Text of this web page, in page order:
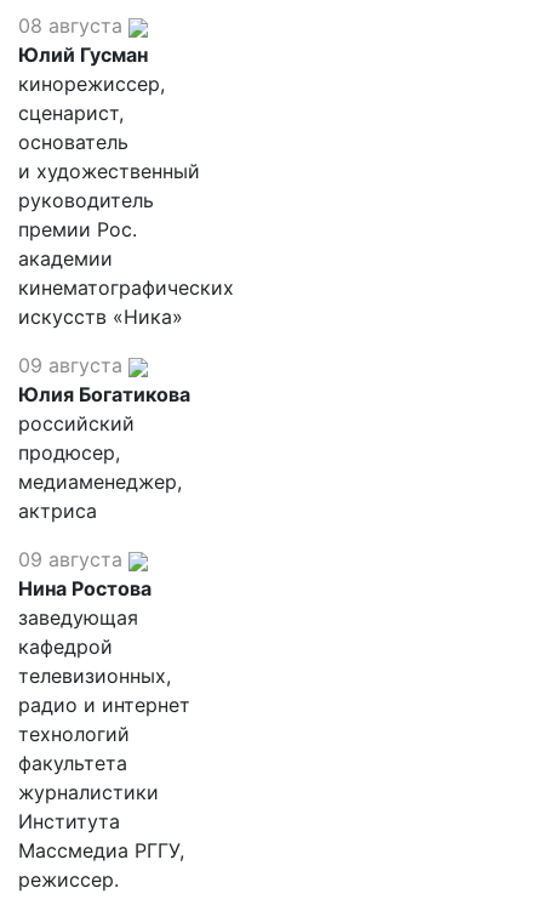
08 августа
Юлий Гусман
кинорежиссер,
сценарист,
основатель
и художественный
руководитель
премии Рос.
академии
кинематографических
искусств «Ника»
09 августа
Юлия Богатикова
российский
продюсер,
медиаменеджер,
актриса
09 августа
Нина Ростова
заведующая
кафедрой
телевизионных,
радио и интернет
технологий
факультета
журналистики
Института
Массмедиа РГГУ,
режиссер.